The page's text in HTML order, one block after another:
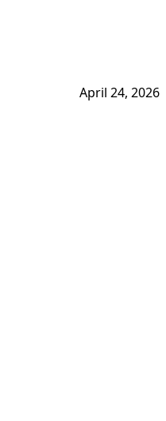
April 24, 2026